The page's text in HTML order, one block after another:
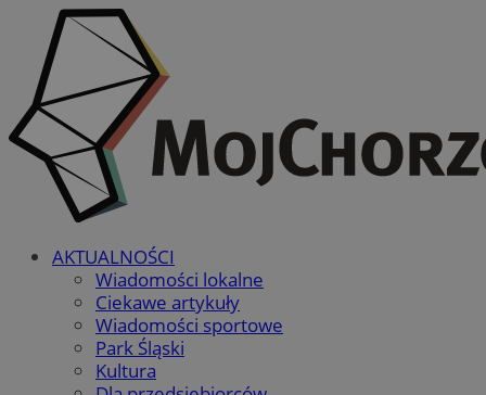
AKTUALNOŚCI
Wiadomości lokalne
Ciekawe artykuły
Wiadomości sportowe
Park Śląski
Kultura